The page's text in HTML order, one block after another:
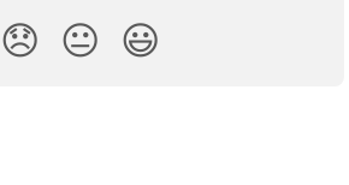
😞 😐 😃